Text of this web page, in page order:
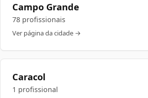
Campo Grande
78 profissionais
Ver página da cidade →
Caracol
1 profissional